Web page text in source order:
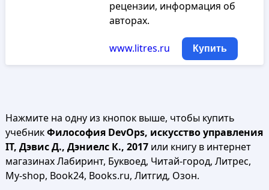
рецензии, информация об
авторах.
www.litres.ru Купить
Нажмите на одну из кнопок выше, чтобы купить
учебникФилософия DevOps, искусство управления
IT, Дэвис Д., Дэниелс К., 2017или книгу в интернет
магазинах Лабиринт, Буквоед, Читай-город, Литрес,
My-shop, Book24, Books.ru, Литгид, Озон.